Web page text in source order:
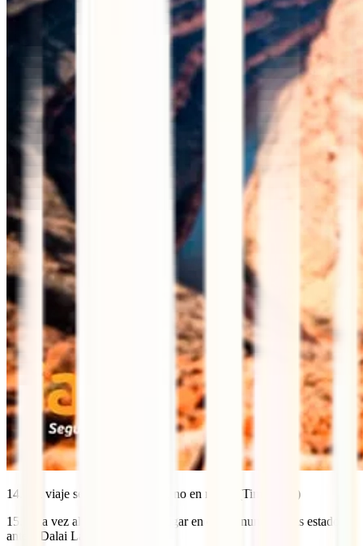
14. Un viaje se mide en amigos, no en millas (Tim Cahill)
15. Una vez al año ve a algún lugar en el que nunca hayas estado
antes (Dalai Lama)